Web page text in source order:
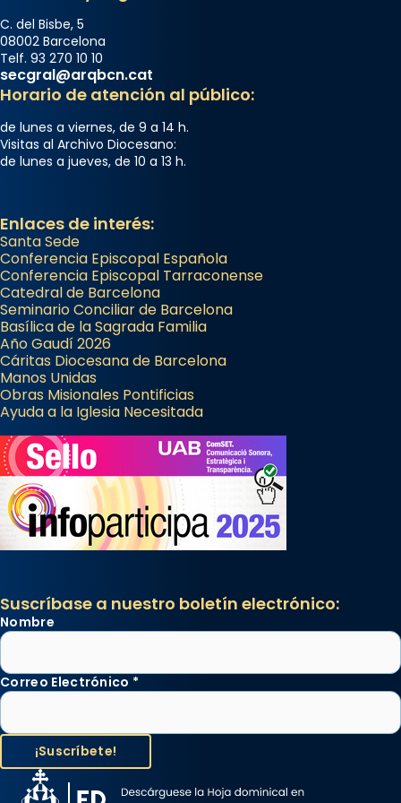
C. del Bisbe, 5
08002 Barcelona
Telf. 93 270 10 10
secgral@arqbcn.cat
Horario de atención al público:
de lunes a viernes, de 9 a 14 h.
Visitas al Archivo Diocesano:
de lunes a jueves, de 10 a 13 h.
Enlaces de interés:
Santa Sede
Conferencia Episcopal Española
Conferencia Episcopal Tarraconense
Catedral de Barcelona
Seminario Conciliar de Barcelona
Basílica de la Sagrada Familia
Año Gaudí 2026
Cáritas Diocesana de Barcelona
Manos Unidas
Obras Misionales Pontificias
Ayuda a la Iglesia Necesitada
Suscríbase a nuestro boletín electrónico:
Nombre
Correo Electrónico *